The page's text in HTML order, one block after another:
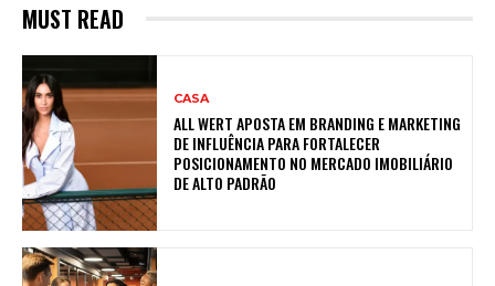
MUST READ
CASA
ALL WERT APOSTA EM BRANDING E MARKETING
DE INFLUÊNCIA PARA FORTALECER
POSICIONAMENTO NO MERCADO IMOBILIÁRIO
DE ALTO PADRÃO